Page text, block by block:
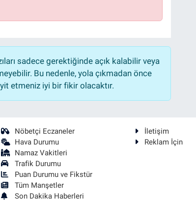
sadece gerektiğinde açık kalabilir veya
Bu nedenle, yola çıkmadan önce
etmeniz iyi bir fikir olacaktır.
Nöbetçi Eczaneler
Hava Durumu
Namaz Vakitleri
Trafik Durumu
Puan Durumu ve Fikstür
Tüm Manşetler
Son Dakika Haberleri
İletişim
Reklam İçin